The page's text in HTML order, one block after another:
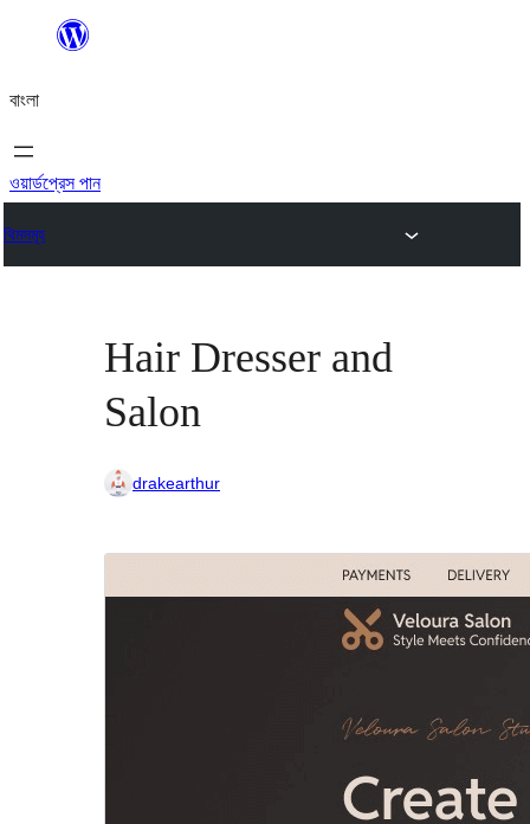
যান
বাংলা
ওয়ার্ডপ্রেস পান
থিমসমূহ
Hair Dresser and
Salon
drakearthur